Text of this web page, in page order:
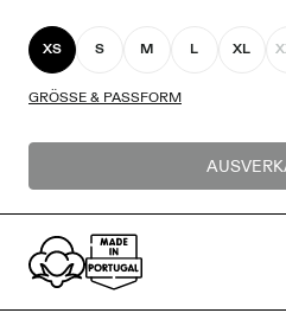
XS S M L XL
GRÖSSE & PASSFORM